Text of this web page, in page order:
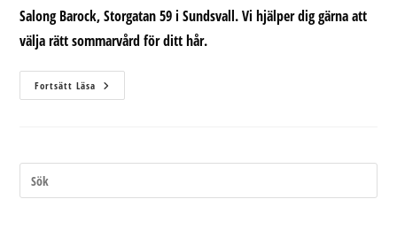
Salong Barock, Storgatan 59 i Sundsvall.Vi hjälper dig gärna att
välja rätt sommarvård för ditt hår.
Fortsätt Läsa Undvika
Solblekt
Du
Solen